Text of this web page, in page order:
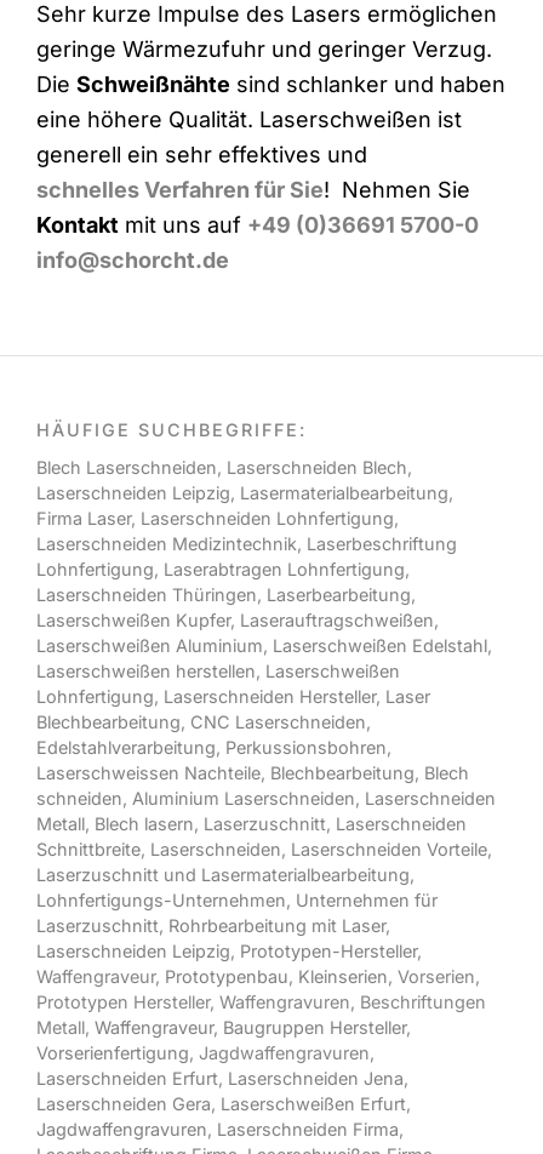
Sehr kurze Impulse des Lasers ermöglichen
geringe Wärmezufuhr und geringer Verzug.
Die Schweißnähte sind schlanker und haben
eine höhere Qualität. Laserschweißen ist
generell ein sehr effektives und
schnelles Verfahren für Sie! Nehmen Sie
Kontakt mit uns auf +49 (0)36691 5700-0
info@schorcht.de
HÄUFIGE SUCHBEGRIFFE:
Blech Laserschneiden, Laserschneiden Blech,
Laserschneiden Leipzig, Lasermaterialbearbeitung,
Firma Laser, Laserschneiden Lohnfertigung,
Laserschneiden Medizintechnik, Laserbeschriftung
Lohnfertigung, Laserabtragen Lohnfertigung,
Laserschneiden Thüringen, Laserbearbeitung,
Laserschweißen Kupfer, Laserauftragschweißen,
Laserschweißen Aluminium, Laserschweißen Edelstahl,
Laserschweißen herstellen, Laserschweißen
Lohnfertigung, Laserschneiden Hersteller, Laser
Blechbearbeitung, CNC Laserschneiden,
Edelstahlverarbeitung, Perkussionsbohren,
Laserschweissen Nachteile, Blechbearbeitung, Blech
schneiden, Aluminium Laserschneiden, Laserschneiden
Metall, Blech lasern, Laserzuschnitt, Laserschneiden
Schnittbreite, Laserschneiden, Laserschneiden Vorteile,
Laserzuschnitt und Lasermaterialbearbeitung,
Lohnfertigungs-Unternehmen, Unternehmen für
Laserzuschnitt, Rohrbearbeitung mit Laser,
Laserschneiden Leipzig, Prototypen-Hersteller,
Waffengraveur, Prototypenbau, Kleinserien, Vorserien,
Prototypen Hersteller, Waffengravuren, Beschriftungen
Metall, Waffengraveur, Baugruppen Hersteller,
Vorserienfertigung, Jagdwaffengravuren,
Laserschneiden Erfurt, Laserschneiden Jena,
Laserschneiden Gera, Laserschweißen Erfurt,
Jagdwaffengravuren, Laserschneiden Firma,